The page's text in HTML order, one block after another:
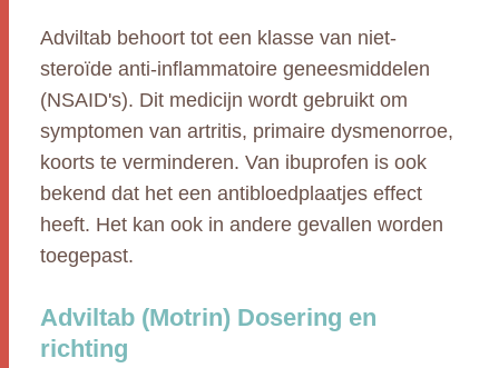
Adviltab behoort tot een klasse van niet-
steroïde anti-inflammatoire geneesmiddelen
(NSAID's). Dit medicijn wordt gebruikt om
symptomen van artritis, primaire dysmenorroe,
koorts te verminderen. Van ibuprofen is ook
bekend dat het een antibloedplaatjes effect
heeft. Het kan ook in andere gevallen worden
toegepast.
Adviltab (Motrin) Dosering en
richting